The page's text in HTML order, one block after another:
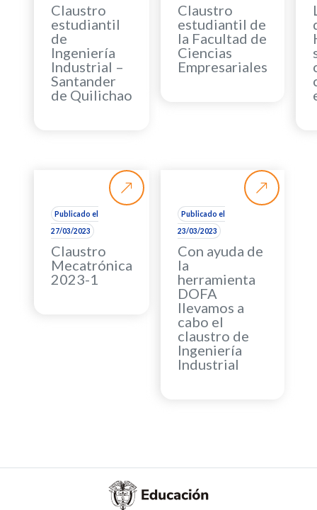
Claustro
estudiantil
de
Ingeniería
Industrial –
Santander
de Quilichao
Claustro
estudiantil de
la Facultad de
Ciencias
Empresariales
Publicado el
27/03/2023
Claustro
Mecatrónica
2023-1
Publicado el
23/03/2023
Con ayuda de
la
herramienta
DOFA
llevamos a
cabo el
claustro de
Ingeniería
Industrial